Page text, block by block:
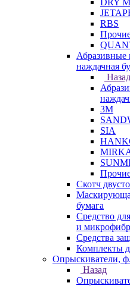
DRY
RBS
Абразивные
наждачная
Назад
3М
SIA
Скотч
бумага
Средство
и микрофибр
Средства
Комплекты
Опрыскиватели,
Назад